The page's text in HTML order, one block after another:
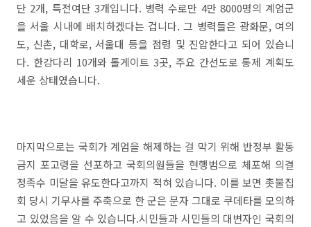
단 2개, 특전여단 3개입니다. 병력 수로만 4만 8000명의 계엄군
을 서울 시내에 배치하겠다는 겁니다. 그 병력들은 광화문, 여의
도, 신촌, 대학로, 서울대 등을 점령 및 진압한다고 되어 있습니
다. 한강다리 10개와 톨게이트 3곳, 주요 간선도로 통제 계획도
세운 상태였습니다.
마지막으로는 국회가 계엄을 해제하는 걸 막기 위해 반정부 활동
금지 포고령을 선포하고 국회의원들을 현행범으로 체포해 의결
정족수 미달을 유도한다고까지 적혀 있습니다. 이를 보면 촛불집
회 당시 기무사를 주축으로 한 군은 문자 그대로 쿠데타를 모의하
고 있었음을 알 수 있습니다.시민들과 시민들의 대변자인 국회의